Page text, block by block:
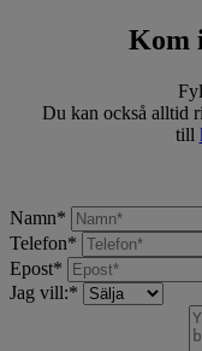
Kom
Du kan också alltid
till
Namn*
Telefon*
Epost*
Jag vill:*